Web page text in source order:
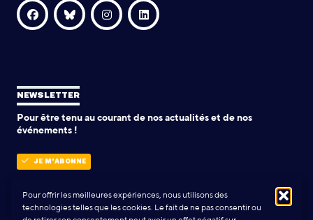
Pour offrir les meilleures expériences, nous utilisons des
technologies telles que les cookies. Le fait de ne pas consentir ou
NEWSLETTER
Pour être tenu au courant de nos actualités et de nos
événements !
JE M'ABONNE
POLITIQUE DE CONFIDENTIALITÉ